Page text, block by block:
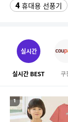
4 휴대용 선풍기
11 서울랜드 자유
14 엄마옷
17 하이원 워터월
중고음료수냉
실시간
실시간 BEST 쿠
1